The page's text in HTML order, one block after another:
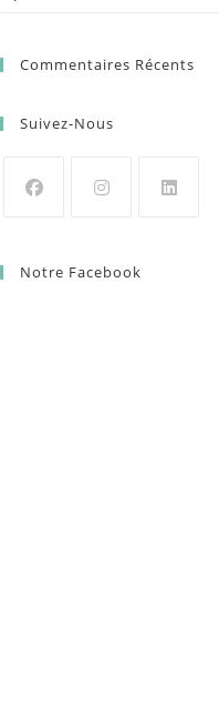
Commentaires Récents
Suivez-Nous
Notre Facebook